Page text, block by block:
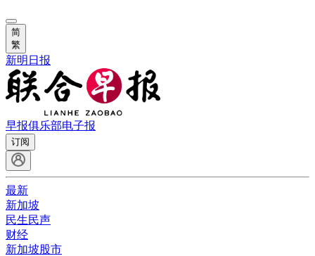
简
繁
新明日报
早报俱乐部电子报
订阅
最新
新加坡
民生民声
财经
新加坡股市